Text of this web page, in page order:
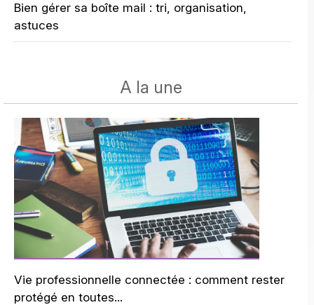
Bien gérer sa boîte mail : tri, organisation,
astuces
A la une
Vie professionnelle connectée : comment rester
protégé en toutes...